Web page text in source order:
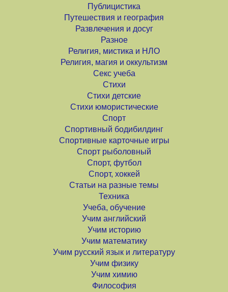
Публицистика
Путешествия и география
Развлечения и досуг
Разное
Религия, мистика и НЛО
Религия, магия и оккультизм
Секс учеба
Стихи
Стихи детские
Стихи юмористические
Спорт
Спортивный бодибилдинг
Спортивные карточные игры
Спорт рыболовный
Спорт, футбол
Спорт, хоккей
Статьи на разные темы
Техника
Учеба, обучение
Учим английский
Учим историю
Учим математику
Учим русский язык и литературу
Учим физику
Учим химию
Философия